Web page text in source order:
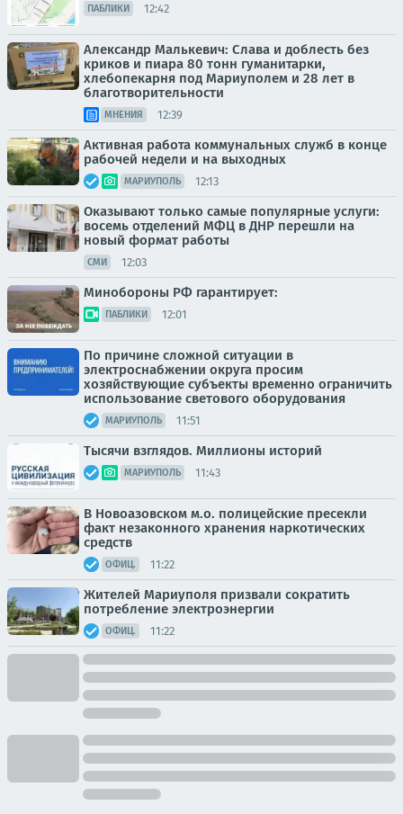
ПАБЛИКИ 12:42
Александр Малькевич: Слава и доблесть без
криков и пиара 80 тонн гуманитарки,
хлебопекарня под Мариуполем и 28 лет в
благотворительности
МНЕНИЯ 12:39
Активная работа коммунальных служб в конце
рабочей недели и на выходных
МАРИУПОЛЬ 12:13
Оказывают только самые популярные услуги:
восемь отделений МФЦ в ДНР перешли на
новый формат работы
СМИ 12:03
Минобороны РФ гарантирует:
ПАБЛИКИ 12:01
По причине сложной ситуации в
электроснабжении округа просим
хозяйствующие субъекты временно ограничить
использование светового оборудования
МАРИУПОЛЬ 11:51
Тысячи взглядов. Миллионы историй
МАРИУПОЛЬ 11:43
В Новоазовском м.о. полицейские пресекли
факт незаконного хранения наркотических
средств
ОФИЦ. 11:22
Жителей Мариуполя призвали сократить
потребление электроэнергии
ОФИЦ. 11:22